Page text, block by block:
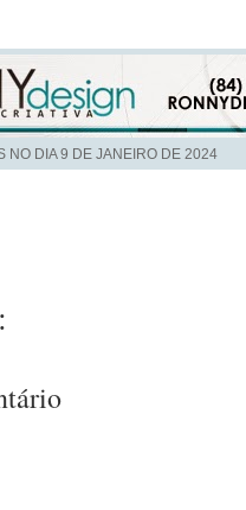
NO DIA9 DE JANEIRO DE 2024